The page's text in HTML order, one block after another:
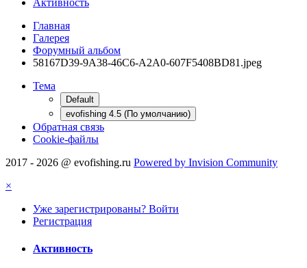
Активность
Главная
Галерея
Форумный альбом
58167D39-9A38-46C6-A2A0-607F5408BD81.jpeg
Тема
Default
evofishing 4.5 (По умолчанию)
Обратная связь
Cookie-файлы
2017 - 2026 @ evofishing.ru Powered by Invision Community
×
Уже зарегистрированы? Войти
Регистрация
Активность